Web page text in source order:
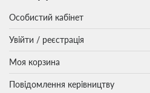
Особистий кабінет
Увійти / реєстрація
Моя корзина
Повідомлення керівництву